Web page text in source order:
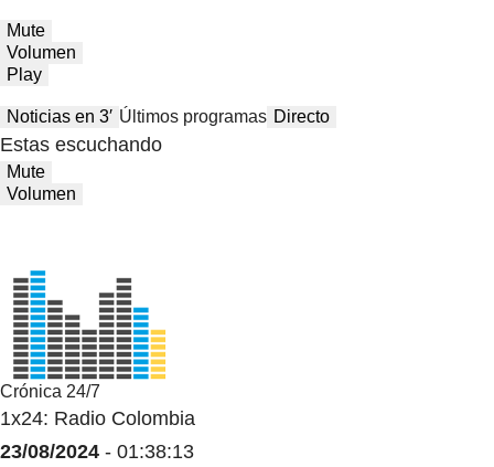
Mute
Volumen
Play
Noticias en 3′ Últimos programas Directo
Estas escuchando
Mute
Volumen
Crónica 24/7
1x24: Radio Colombia
23/08/2024 - 01:38:13